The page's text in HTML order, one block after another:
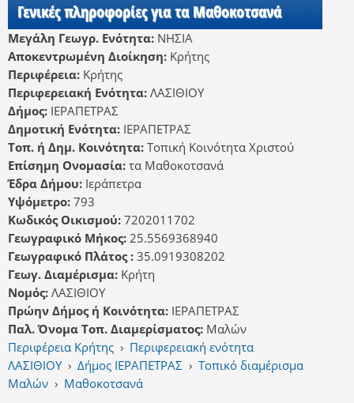
Γενικές πληροφορίες για τα Μαθοκοτσανά
Μεγάλη Γεωγρ. Ενότητα: ΝΗΣΙΑ
Αποκεντρωμένη Διοίκηση: Κρήτης
Περιφέρεια: Κρήτης
Περιφερειακή Ενότητα: ΛΑΣΙΘΙΟΥ
Δήμος: ΙΕΡΑΠΕΤΡΑΣ
Δημοτική Ενότητα: ΙΕΡΑΠΕΤΡΑΣ
Τοπ. ή Δημ. Κοινότητα: Τοπική Κοινότητα Χριστού
Επίσημη Ονομασία: τα Μαθοκοτσανά
Έδρα Δήμου: Ιεράπετρα
Υψόμετρο: 793
Κωδικός Οικισμού: 7202011702
Γεωγραφικό Μήκος: 25.5569368940
Γεωγραφικό Πλάτος : 35.0919308202
Γεωγ. Διαμέρισμα: Κρήτη
Νομός: ΛΑΣΙΘΙΟΥ
Πρώην Δήμος ή Κοινότητα: ΙΕΡΑΠΕΤΡΑΣ
Παλ. Όνομα Τοπ. Διαμερίσματος: Μαλών
Περιφέρεια Κρήτης › Περιφερειακή ενότητα
ΛΑΣΙΘΙΟΥ › Δήμος ΙΕΡΑΠΕΤΡΑΣ › Τοπικό διαμέρισμα
Μαλών › Μαθοκοτσανά